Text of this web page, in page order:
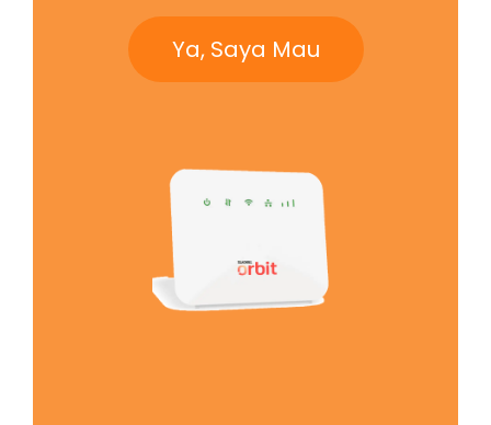
Ya, Saya Mau